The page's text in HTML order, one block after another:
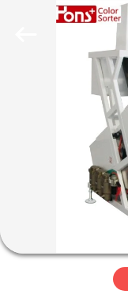
PRODUITS
DE
NOUS